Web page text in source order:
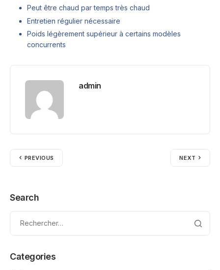
Peut être chaud par temps très chaud
Entretien régulier nécessaire
Poids légèrement supérieur à certains modèles
concurrents
admin
PREVIOUS NEXT
Search
Categories